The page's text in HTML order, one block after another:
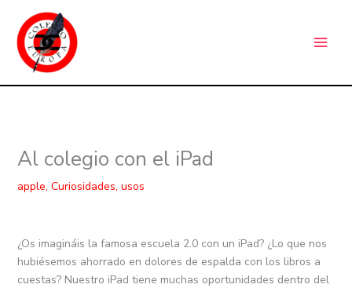
contenido
Al colegio con el iPad
apple, Curiosidades, usos
¿Os imagináis la famosa escuela 2.0 con un iPad? ¿Lo que nos
hubiésemos ahorrado en dolores de espalda con los libros a
cuestas? Nuestro iPad tiene muchas oportunidades dentro del
a
t
í
a